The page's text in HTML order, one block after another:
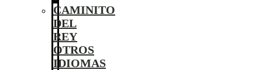
CAMINITO
DEL
REY
OTROS
IDIOMAS